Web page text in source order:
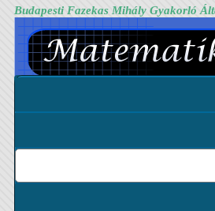
Budapesti Fazekas Mihály Gyakorló